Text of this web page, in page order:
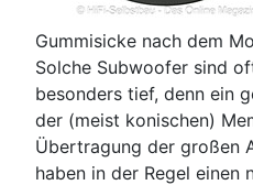
Gummisicke nach dem
Solche Subwoofer sind
besonders tief, denn ein
der (meist konischen)
Übertragung der großen
haben in der Regel einen